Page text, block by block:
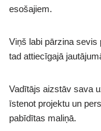
esošajiem.
Viņš labi pārzina sevis
tad attiecīgajā
Vadītājs aizstāv sava
īstenot projektu un
pabīdītas maliņā.